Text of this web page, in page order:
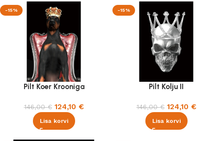
-15%
Pilt Koer Krooniga
146,00€ 124,10 €
Lisa korvi
-15%
Pilt Kolju II
146,00€ 124,10 €
Lisa korvi